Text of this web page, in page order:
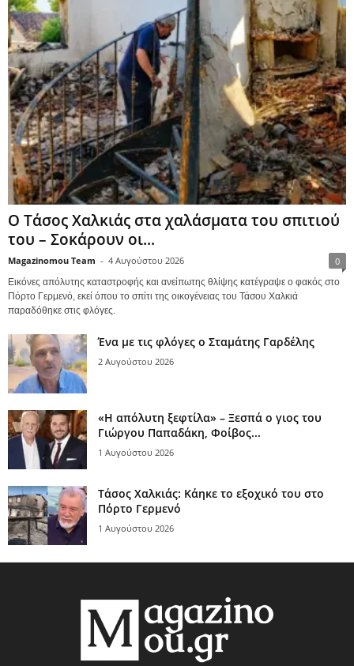
Ο Τάσος Χαλκιάς στα χαλάσματα του σπιτιού
του – Σοκάρουν οι...
Magazinomou Team - 4 Αυγούστου 2026 0
Εικόνες απόλυτης καταστροφής και ανείπωτης θλίψης κατέγραψε ο φακός στο
Πόρτο Γερμενό, εκεί όπου το σπίτι της οικογένειας του Τάσου Χαλκιά
παραδόθηκε στις φλόγες.
Ένα με τις φλόγες ο Σταμάτης Γαρδέλης
2 Αυγούστου 2026
«Η απόλυτη ξεφτίλα» – Ξεσπά ο γιος του
Γιώργου Παπαδάκη, Φοίβος...
1 Αυγούστου 2026
Τάσος Χαλκιάς: Κάηκε το εξοχικό του στο
Πόρτο Γερμενό
1 Αυγούστου 2026